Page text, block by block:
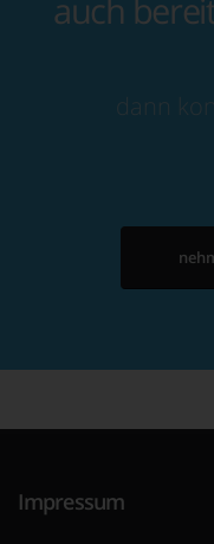
auch
dann
Impressum